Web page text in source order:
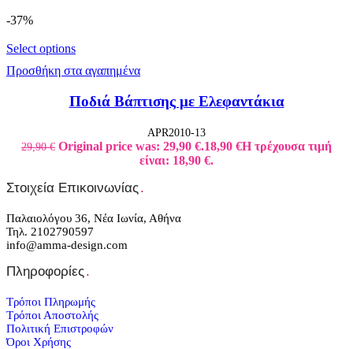
-37%
Select options
Προσθήκη στα αγαπημένα
Ποδιά Βάπτισης με Ελεφαντάκια
APR2010-13
29,90€ Original price was: 29,90 €.18,90 €Η τρέχουσα τιμή
είναι: 18,90 €.
Στοιχεία Επικοινωνίας.
Παλαιολόγου 36, Νέα Ιωνία, Αθήνα
Τηλ. 2102790597
info@amma-design.com
Πληροφορίες.
Τρόποι Πληρωμής
Τρόποι Αποστολής
Πολιτική Επιστροφών
Όροι Χρήσης